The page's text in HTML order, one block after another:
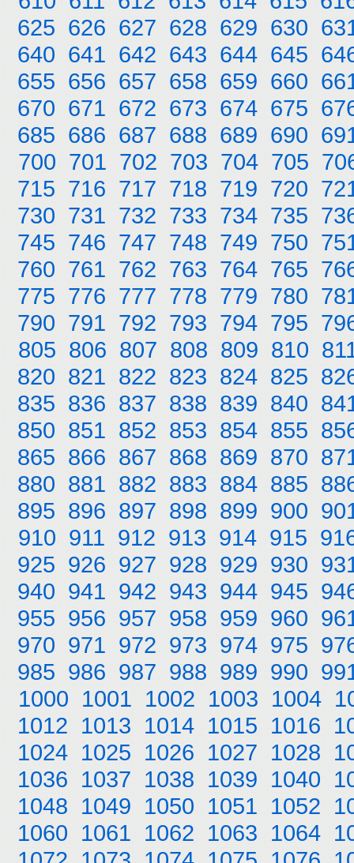
625 626 627 628 629 630
640 641 642 643 644 645
655 656 657 658 659 660
670 671 672 673 674 675
685 686 687 688 689 690
700 701 702 703 704 705
715 716 717 718 719 720
730 731 732 733 734 735
745 746 747 748 749 750
760 761 762 763 764 765
775 776 777 778 779 780
790 791 792 793 794 795
805 806 807 808 809 810
820 821 822 823 824 825
835 836 837 838 839 840
850 851 852 853 854 855
865 866 867 868 869 870
880 881 882 883 884 885
895 896 897 898 899 900
910 911 912 913 914 915
925 926 927 928 929 930
940 941 942 943 944 945
955 956 957 958 959 960
970 971 972 973 974 975
985 986 987 988 989 990
1000 1001 1002 1003 1004
1012 1013 1014 1015 1016
1024 1025 1026 1027 1028
1036 1037 1038 1039 1040
1048 1049 1050 1051 1052
1060 1061 1062 1063 1064